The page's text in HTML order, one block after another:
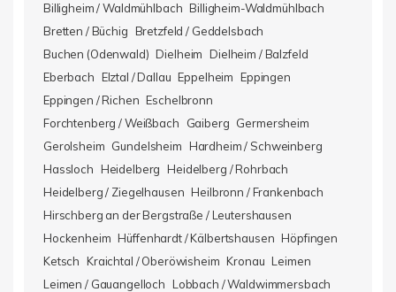
Billigheim / Waldmühlbach Billigheim-Waldmühlbach
Bretten / Büchig Bretzfeld / Geddelsbach
Buchen (Odenwald) Dielheim Dielheim / Balzfeld
Eberbach Elztal / Dallau Eppelheim Eppingen
Eppingen / Richen Eschelbronn
Forchtenberg / Weißbach
Gaiberg Germersheim
Gerolsheim Gundelsheim Hardheim / Schweinberg
Hassloch Heidelberg Heidelberg / Rohrbach
Heidelberg / Ziegelhausen Heilbronn / Frankenbach
Hirschberg an der Bergstraße / Leutershausen
Hockenheim Hüffenhardt / Kälbertshausen Höpfingen
Ketsch Kraichtal / Oberöwisheim Kronau Leimen
Leimen / Gauangelloch Lobbach / Waldwimmersbach